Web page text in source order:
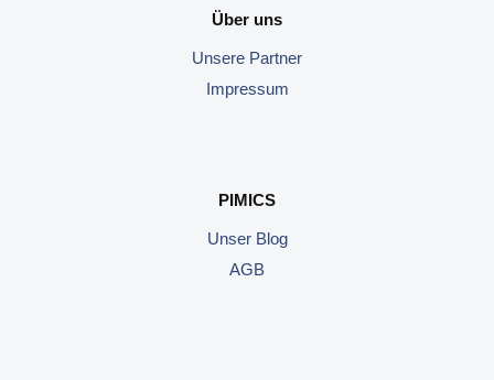
Über uns
Unsere Partner
Impressum
PIMICS
Unser Blog
AGB